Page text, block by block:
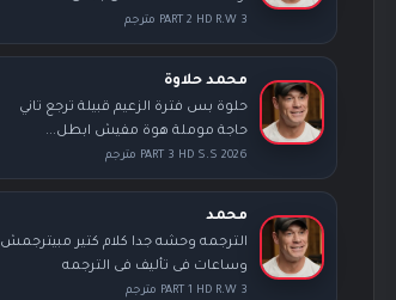
PART 2 HD R.W 3 مترجم
محمد حلاوة
حلوة بس فترة الزعيم قبيلة ترجع تاني
حاجة موملة هوة مفيش ابطل...
PART 3 HD S.S 2026 مترجم
محمد
الترجمه وحشه جدا كلام كتير مبيترجمش
وساعات فى تأليف فى الترجمه
PART 1 HD R.W 3 مترجم